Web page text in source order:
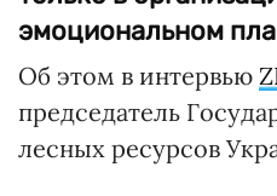
эмоциональном
Об этом в интервью
председатель
лесных ресурсов